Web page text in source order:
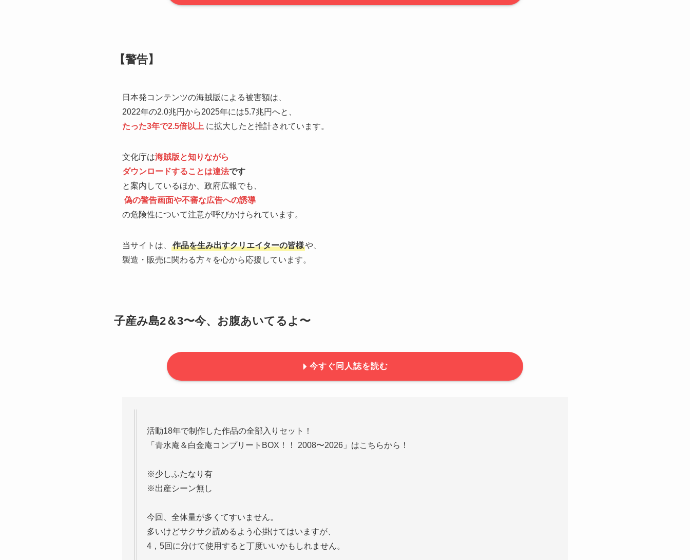
【警告】
日本発コンテンツの海賊版による被害額は、
2022年の2.0兆円から2025年には5.7兆円へと、
たった3年で2.5倍以上 に拡大したと推計されています。
文化庁は海賊版と知りながら
ダウンロードすることは違法です
と案内しているほか、政府広報でも、
偽の警告画面や不審な広告への誘導
の危険性について注意が呼びかけられています。
当サイトは、 作品を生み出すクリエイターの皆様や、
製造・販売に関わる方々を心から応援しています。
子産み島2＆3〜今、お腹あいてるよ〜
今すぐ同人誌を読む
活動18年で制作した作品の全部入りセット！
「青水庵＆白金庵コンプリートBOX！！ 2008〜2026」はこちらから！
※少しふたなり有
※出産シーン無し
今回、全体量が多くてすいません。
多いけどサクサク読めるよう心掛けてはいますが、
4，5回に分けて使用すると丁度いいかもしれません。